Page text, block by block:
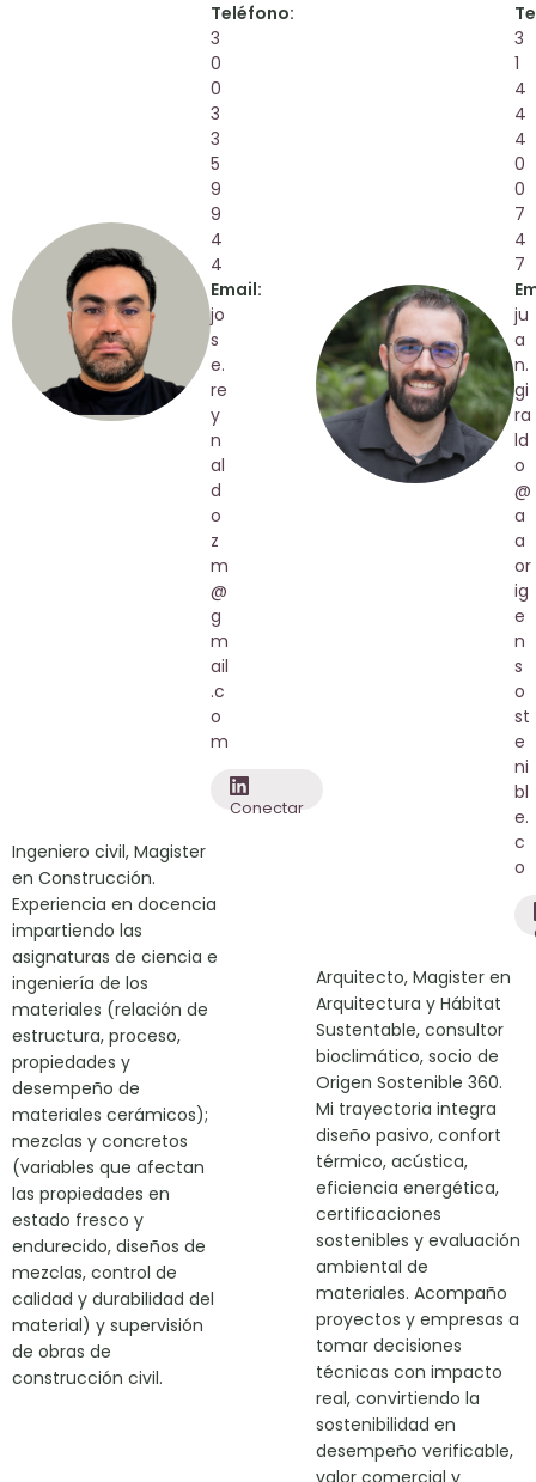
Teléfono:
3
0
0
3
3
5
9
9
4
4
Email:
jo
s
e.
re
y
n
al
d
o
z
m
@
g
m
ail
.c
o
m
Conectar
Ingeniero civil, Magister
en Construcción.
Experiencia en docencia
impartiendo las
asignaturas de ciencia e
ingeniería de los
materiales (relación de
estructura, proceso,
propiedades y
desempeño de
materiales cerámicos);
mezclas y concretos
(variables que afectan
las propiedades en
estado fresco y
endurecido, diseños de
mezclas, control de
calidad y durabilidad del
material) y supervisión
de obras de
construcción civil.
3
1
4
4
4
0
0
7
4
7
ju
a
n.
gi
ra
ld
o
@
a
a
or
ig
e
n
s
o
st
e
ni
bl
e.
c
o
Arquitecto, Magister en
Arquitectura y Hábitat
Sustentable, consultor
bioclimático, socio de
Origen Sostenible 360.
Mi trayectoria integra
diseño pasivo, confort
térmico, acústica,
eficiencia energética,
certificaciones
sostenibles y evaluación
ambiental de
materiales. Acompaño
proyectos y empresas a
tomar decisiones
técnicas con impacto
real, convirtiendo la
sostenibilidad en
desempeño verificable,
valor comercial y